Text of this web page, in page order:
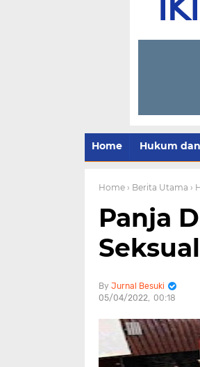
Home Hukum
Home › Berita Utama ›
Panja
Jurnal Besuki
05/04/2022 00:18